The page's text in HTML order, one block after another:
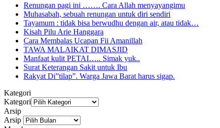
Renungan pagi ini ……. Cara Allah menyayangimu
Muhasabah, sebuah renungan untuk diri sendiri
Tayamum : tidak bisa berwudhu dengan air, atau tidak…
Kisah Pilu Arie Hanggara
Cara Membalas Ucapan Fii Amanillah
TAWA MALAIKAT DIMASJID
Manfaat kulit PETAI….. Simak yuk..
Surat Keterangan Sakit untuk Ibu
Rakyat Di”tilap”. Warga Jawa Barat harus sigap.
Kategori
Kategori
Arsip
Arsip